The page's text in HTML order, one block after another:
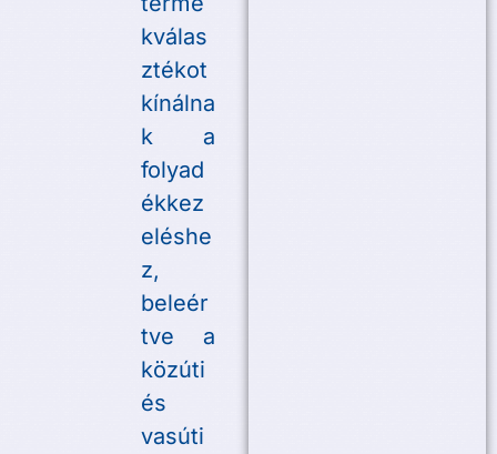
kválas
ztékot
kínálna
k a
folyad
ékkez
eléshe
z,
beleér
tve a
közúti
és
vasúti